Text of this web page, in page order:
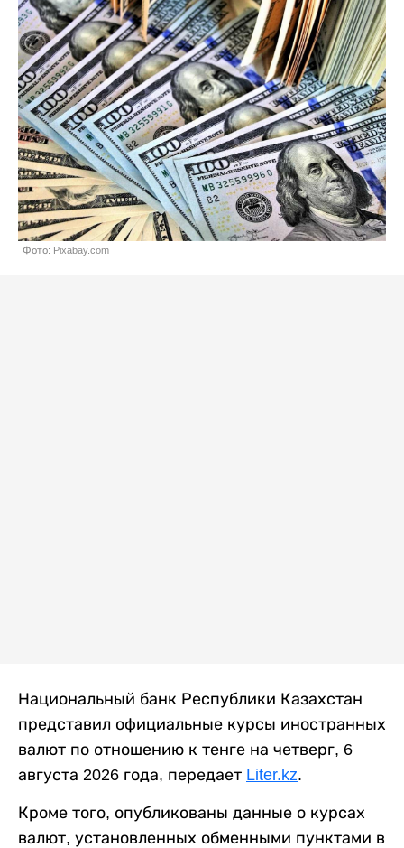
Фото: Pixabay.com
Национальный банк Республики Казахстан
представил официальные курсы иностранных
валют по отношению к тенге на четверг, 6
августа 2026 года, передает Liter.kz.
Кроме того, опубликованы данные о курсах
валют, установленных обменными пунктами в